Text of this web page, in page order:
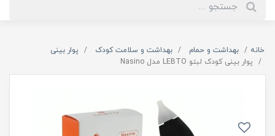
خانه بهداشت و حمام بهداشت و سلامت کودک
پوار بینی
پوار بینی کودک لبتو LEBTO مدل Nasino